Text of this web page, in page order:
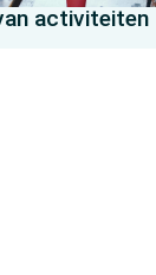
activiteiten